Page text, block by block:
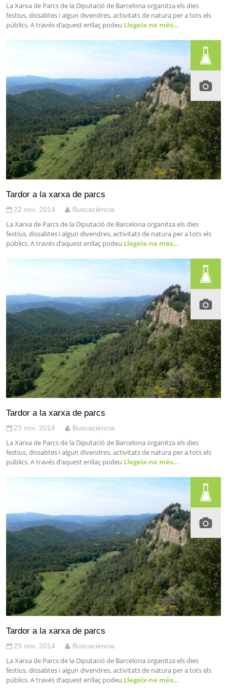
La Xarxa de Parcs de la Diputació de Barcelona organitza els dies
festius, dissabtes i algun divendres, activitats de natura per a tots els
públics. A través d’aquest enllaç podeu Llegeix-ne més…
Tardor a la xarxa de parcs
22 nov. 2014 Buscaciència
La Xarxa de Parcs de la Diputació de Barcelona organitza els dies
festius, dissabtes i algun divendres, activitats de natura per a tots els
públics. A través d’aquest enllaç podeu Llegeix-ne més…
Tardor a la xarxa de parcs
23 nov. 2014 Buscaciència
La Xarxa de Parcs de la Diputació de Barcelona organitza els dies
festius, dissabtes i algun divendres, activitats de natura per a tots els
públics. A través d’aquest enllaç podeu Llegeix-ne més…
Tardor a la xarxa de parcs
29 nov. 2014 Buscaciència
La Xarxa de Parcs de la Diputació de Barcelona organitza els dies
festius, dissabtes i algun divendres, activitats de natura per a tots els
públics. A través d’aquest enllaç podeu Llegeix-ne més…